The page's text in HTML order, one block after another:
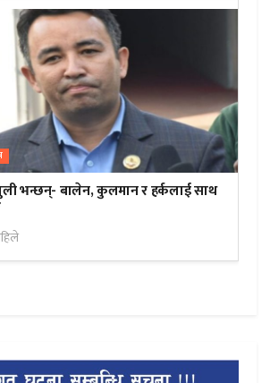
भन्छन्- बालेन, कुलमान र हर्कलाई साथ